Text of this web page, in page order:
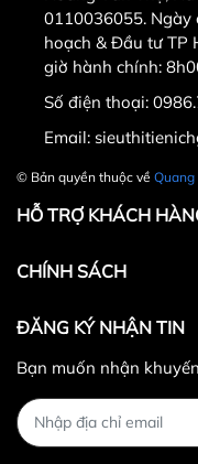
ĐỊa chỉ mua hàng
Công ty TNHH
11 ngõ 279 ngách
Hoàng Mai,Hà Nội
map " Công ty
thoại :
trong giờ hành
14h-16h)
- Email :
0110036055. Ngày
hoạch & Đầu tư
giờ hành chính:
Số điện thoại:
Email:
© Bản quyền thuộc về Quang
HỖ TRỢ KHÁCH
CHÍNH SÁCH
ĐĂNG KÝ NHẬN TIN
Bạn muốn nhận